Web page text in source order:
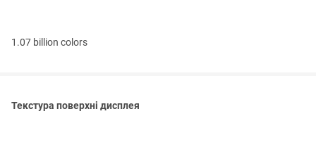
1.07 billion colors
Текстура поверхні дисплея